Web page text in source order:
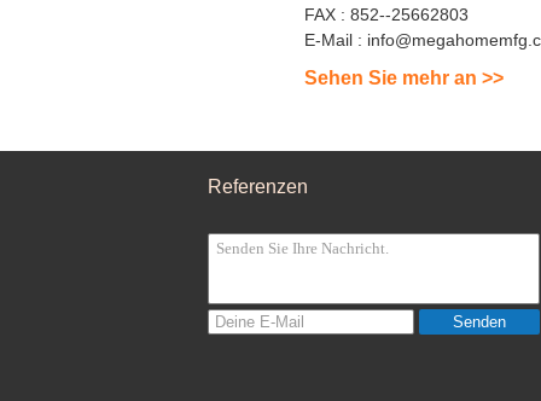
FAX : 852--25662803
E-Mail :
Sehen Sie mehr an >>
Referenzen
Senden